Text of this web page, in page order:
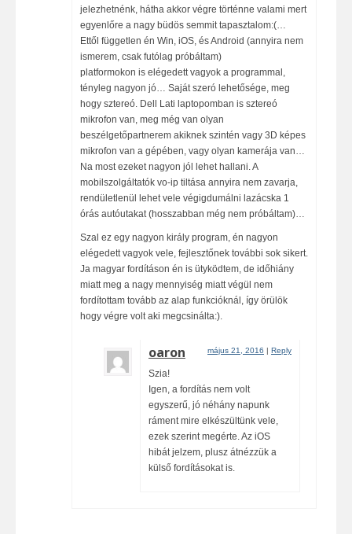
jelezhetnénk, hátha akkor végre történne valami mert
egyenlőre a nagy büdös semmit tapasztalom:(…
Ettől független én Win, iOS, és Android (annyira nem
ismerem, csak futólag próbáltam)
platformokon is elégedett vagyok a programmal,
tényleg nagyon jó… Saját szeró lehetősége, meg
hogy sztereó. Dell Lati laptopomban is sztereó
mikrofon van, meg még van olyan
beszélgetőpartnerem akiknek szintén vagy 3D képes
mikrofon van a gépében, vagy olyan kamerája van…
Na most ezeket nagyon jól lehet hallani. A
mobilszolgáltatók vo-ip tiltása annyira nem zavarja,
rendületlenül lehet vele végigdumálni lazácska 1
órás autóutakat (hosszabban még nem próbáltam)…
Szal ez egy nagyon király program, én nagyon
elégedett vagyok vele, fejlesztőnek további sok sikert.
Ja magyar fordításon én is ütyködtem, de időhiány
miatt meg a nagy mennyiség miatt végül nem
fordítottam tovább az alap funkcióknál, így örülök
hogy végre volt aki megcsinálta:).
oaron május 21, 2016 Reply
Szia!
Igen, a fordítás nem volt
egyszerű, jó néhány napunk
ráment mire elkészültünk vele,
ezek szerint megérte. Az iOS
hibát jelzem, plusz átnézzük a
külső fordításokat is.